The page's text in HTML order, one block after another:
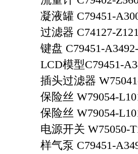
凝液罐 C79451-
过滤器 C74127-
键盘 C79451-
LCD模型C79451-
插头过滤器
保险丝 W79054-
保险丝 W79054-
电源开关
样气泵 C79451-